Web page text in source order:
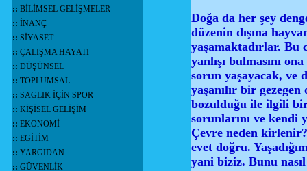
:: BİLİMSEL GELİŞMELER
:: İNANÇ
:: SİYASET
:: ÇALIŞMA HAYATI
:: DÜŞÜNSEL
:: TOPLUMSAL
:: SAGLIK İÇİN SPOR
:: KİŞİSEL GELİŞİM
:: EKONOMİ
:: EGİTİM
:: YARGIDAN
:: GÜVENLİK
Doğa da her şey
düzenin dışına
yaşamaktadırlar. Bu
yanlışı bulmasını
sorun yaşayacak, ve
yaşanılır bir
bozulduğu ile ilgili
sorunlarını ve kendi
Çevre neden
evet doğru.
yani biziz. Bunu